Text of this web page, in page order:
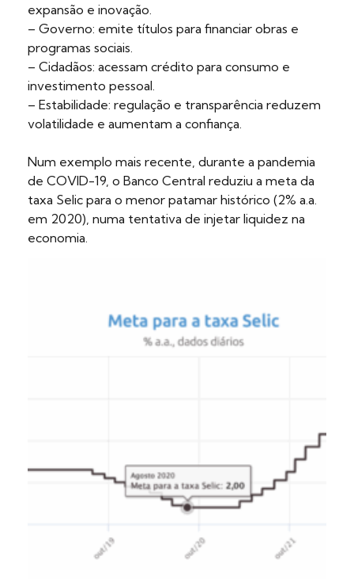
expansão e inovação.
– Governo: emite títulos para financiar obras e
programas sociais.
– Cidadãos: acessam crédito para consumo e
investimento pessoal.
– Estabilidade: regulação e transparência reduzem
volatilidade e aumentam a confiança.
Num exemplo mais recente, durante a pandemia
de COVID-19, o Banco Central reduziu a meta da
taxa Selic para o menor patamar histórico (2% a.a.
em 2020), numa tentativa de injetar liquidez na
economia.